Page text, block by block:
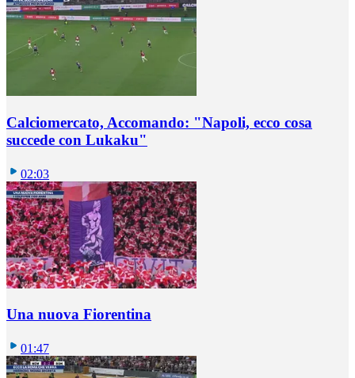
Calciomercato, Accomando: "Napoli, ecco cosa
succede con Lukaku"
02:03
Una nuova Fiorentina
01:47